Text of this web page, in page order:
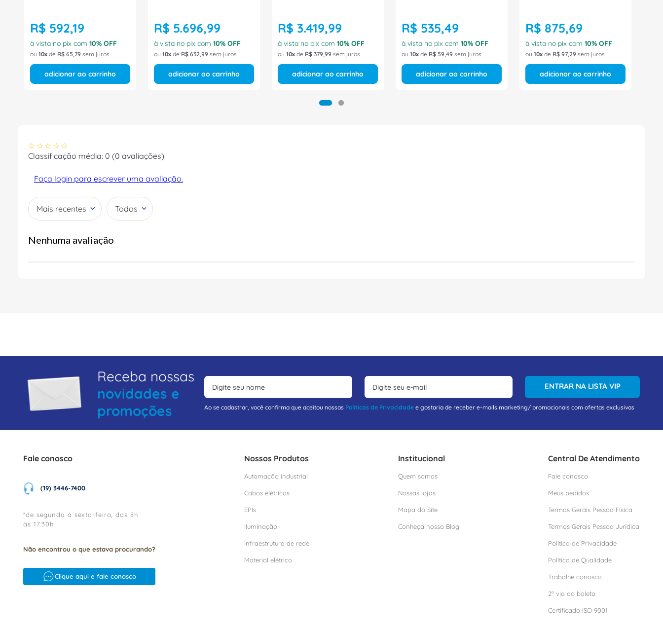
R$ 592,19
à vista no pix com 10% OFF
ou 10 de R$ 65,79 sem juros
adicionar ao carrinho
R$ 5.696,99
à vista no pix com 10% OFF
ou 10 de R$ 632,99 sem juros
adicionar ao carrinho
R$ 3.419,99
à vista no pix com 10% OFF
ou 10 de R$ 379,99 sem juros
adicionar ao carrinho
R$ 535,49
à vista no pix com 10% OFF
ou 10 de R$ 59,49 sem juros
adicionar ao carrinho
R$ 875,69
à vista no pix com 10% OFF
ou 10 de R$ 97,29 sem juros
adicionar ao carrinho
☆ ☆ ☆ ☆ ☆
Classificação média: 0 (0 avaliações)
Faça login para escrever uma avaliação.
Mais recentes Todos
Nenhuma avaliação
Receba nossas
novidades e
promoções
ENTRAR NA LISTA VIP
Ao se cadastrar, você confirma que aceitou nossas Políticas de Privacidade e gostaria de receber e-mails marketing/ promocionais com ofertas exclusivas
Fale conosco
(19) 3446-7400
*de segunda à sexta-feira, das 8h
às 17:30h
Não encontrou o que estava procurando?
Clique aqui e fale conosco
Nossos Produtos
Automação industrial
Cabos elétricos
EPIs
Iluminação
Infraestrutura de rede
Material elétrico
Institucional
Quem somos
Nossas lojas
Mapa do Site
Conheça nosso Blog
Central De Atendimento
Fale conosco
Meus pedidos
Termos Gerais Pessoa Física
Termos Gerais Pessoa Jurídica
Política de Privacidade
Política de Qualidade
Trabalhe conosco
2º via do boleto
Certificado ISO 9001